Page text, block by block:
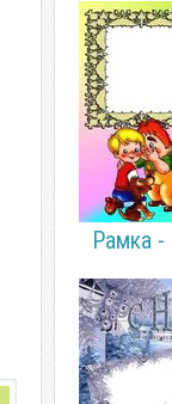
Рамка -